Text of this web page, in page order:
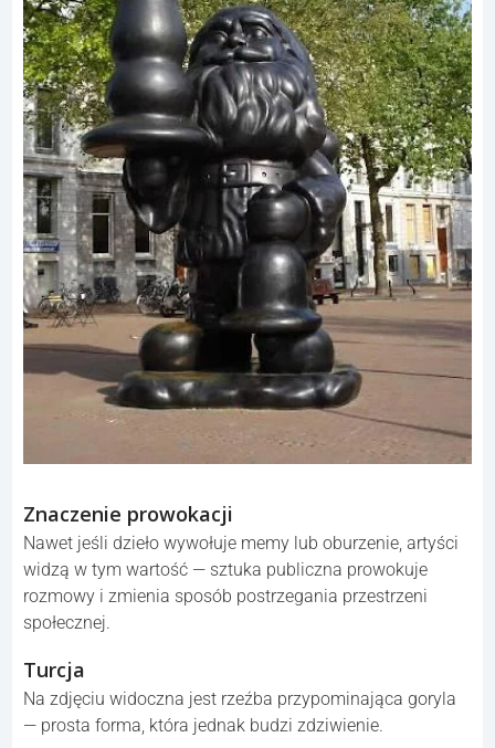
Znaczenie prowokacji
Nawet jeśli dzieło wywołuje memy lub oburzenie, artyści
widzą w tym wartość — sztuka publiczna prowokuje
rozmowy i zmienia sposób postrzegania przestrzeni
społecznej.
Turcja
Na zdjęciu widoczna jest rzeźba przypominająca goryla
— prosta forma, która jednak budzi zdziwienie.